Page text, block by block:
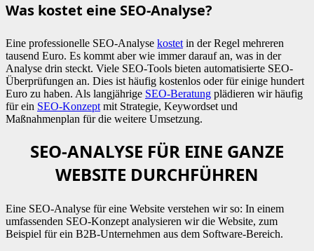
Was kostet eine SEO-Analyse?
Eine professionelle SEO-Analyse kostet in der Regel mehreren
tausend Euro. Es kommt aber wie immer darauf an, was in der
Analyse drin steckt. Viele SEO-Tools bieten automatisierte SEO-
Überprüfungen an. Dies ist häufig kostenlos oder für einige hundert
Euro zu haben. Als langjährige SEO-Beratung plädieren wir häufig
für ein SEO-Konzept mit Strategie, Keywordset und
Maßnahmenplan für die weitere Umsetzung.
SEO-ANALYSE FÜR EINE GANZE
WEBSITE DURCHFÜHREN
Eine SEO-Analyse für eine Website verstehen wir so: In einem
umfassenden SEO-Konzept analysieren wir die Website, zum
Beispiel für ein B2B-Unternehmen aus dem Software-Bereich.